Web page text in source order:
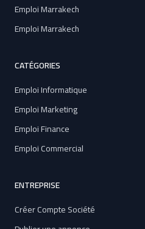
Emploi Marrakech
Emploi Marrakech
CATÉGORIES
Emploi Informatique
Emploi Marketing
Emploi Finance
Emploi Commercial
ENTREPRISE
Créer Compte Société